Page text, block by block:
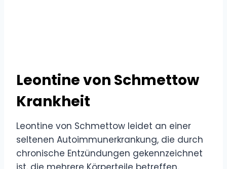
Leontine von Schmettow
Krankheit
Leontine von Schmettow leidet an einer
seltenen Autoimmunerkrankung, die durch
chronische Entzündungen gekennzeichnet